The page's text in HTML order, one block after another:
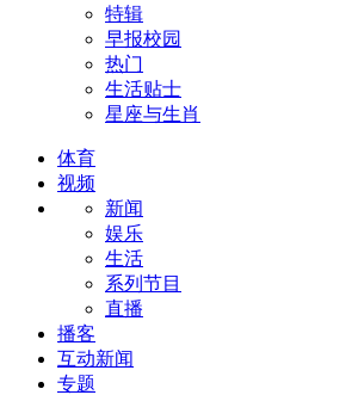
特辑
早报校园
热门
生活贴士
星座与生肖
体育
视频
新闻
娱乐
生活
系列节目
直播
播客
互动新闻
专题